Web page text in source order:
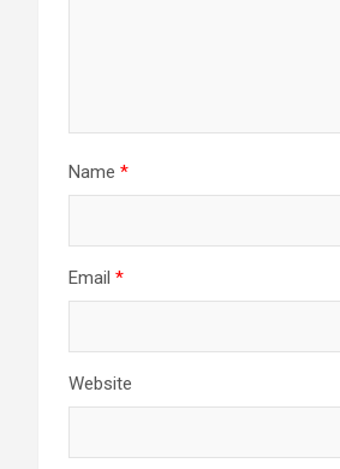
Name *
Email *
Website